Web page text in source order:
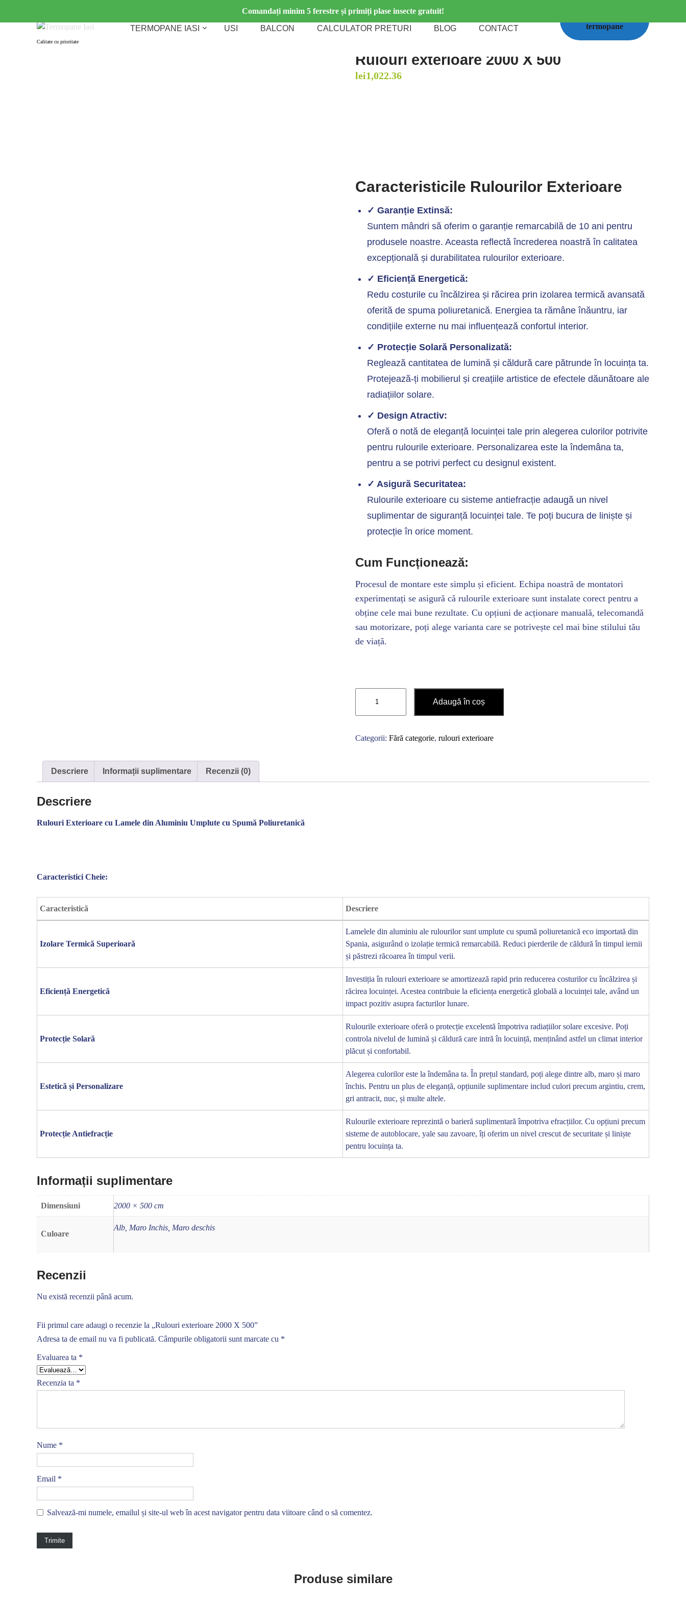
Comandați minim 5 ferestre și primiți plase insecte gratuit!
Calitate cu prioritate
TERMOPANE IASI USI BALCON CALCULATOR PRETURI BLOG CONTACT
termopane
Rulouri exterioare 2000 X 500
lei1,022.36
Caracteristicile Rulourilor Exterioare
✓ Garanție Extinsă:
Suntem mândri să oferim o garanție remarcabilă de 10 ani pentru
produsele noastre. Aceasta reflectă încrederea noastră în calitatea
excepțională și durabilitatea rulourilor exterioare.
✓ Eficiență Energetică:
Redu costurile cu încălzirea și răcirea prin izolarea termică avansată
oferită de spuma poliuretanică. Energiea ta rămâne înăuntru, iar
condițiile externe nu mai influențează confortul interior.
✓ Protecție Solară Personalizată:
Reglează cantitatea de lumină și căldură care pătrunde în locuința ta.
Protejează-ți mobilierul și creațiile artistice de efectele dăunătoare ale
radiațiilor solare.
✓ Design Atractiv:
Oferă o notă de eleganță locuinței tale prin alegerea culorilor potrivite
pentru rulourile exterioare. Personalizarea este la îndemâna ta,
pentru a se potrivi perfect cu designul existent.
✓ Asigură Securitatea:
Rulourile exterioare cu sisteme antiefracție adaugă un nivel
suplimentar de siguranță locuinței tale. Te poți bucura de liniște și
protecție în orice moment.
Cum Funcționează:
Procesul de montare este simplu și eficient. Echipa noastră de montatori
experimentați se asigură că rulourile exterioare sunt instalate corect pentru a
obține cele mai bune rezultate. Cu opțiuni de acționare manuală, telecomandă
sau motorizare, poți alege varianta care se potrivește cel mai bine stilului tău
de viață.
Rulouri
exterioare
X
Adaugă în coș
Categorii: Fără categorie, rulouri exterioare
Descriere Informații suplimentare Recenzii (0)
Descriere
Rulouri Exterioare cu Lamele din Aluminiu Umplute cu Spumă Poliuretanică
Caracteristici Cheie:
Caracteristică Descriere
Izolare Termică Superioară
Lamelele din aluminiu ale rulourilor sunt umplute cu spumă poliuretanică eco importată din
Spania, asigurând o izolație termică remarcabilă. Reduci pierderile de căldură în timpul iernii
și păstrezi răcoarea în timpul verii.
Eficiență Energetică
Investiția în rulouri exterioare se amortizează rapid prin reducerea costurilor cu încălzirea și
răcirea locuinței. Acestea contribuie la eficiența energetică globală a locuinței tale, având un
impact pozitiv asupra facturilor lunare.
Protecție Solară
Rulourile exterioare oferă o protecție excelentă împotriva radiațiilor solare excesive. Poți
controla nivelul de lumină și căldură care intră în locuință, menținând astfel un climat interior
plăcut și confortabil.
Estetică și Personalizare
Alegerea culorilor este la îndemâna ta. În prețul standard, poți alege dintre alb, maro și maro
închis. Pentru un plus de eleganță, opțiunile suplimentare includ culori precum argintiu, crem,
gri antracit, nuc, și multe altele.
Protecție Antiefracție
Rulourile exterioare reprezintă o barieră suplimentară împotriva efracțiilor. Cu opțiuni precum
sisteme de autoblocare, yale sau zavoare, îți oferim un nivel crescut de securitate și liniște
pentru locuința ta.
Informații suplimentare
Dimensiuni 2000 × 500 cm
Culoare
Alb, Maro Inchis, Maro deschis
Recenzii
Nu există recenzii până acum.
Fii primul care adaugi o recenzie la „Rulouri exterioare 2000 X 500”
Adresa ta de email nu va fi publicată. Câmpurile obligatorii sunt marcate cu *
Evaluarea ta *
Recenzia ta *
Nume *
Email *
Salvează-mi numele, emailul și site-ul web în acest navigator pentru data viitoare când o să comentez.
Produse similare
Contactează-ne rapid
📞 Telefon 💬 WhatsApp ✍️ Formular
Închide